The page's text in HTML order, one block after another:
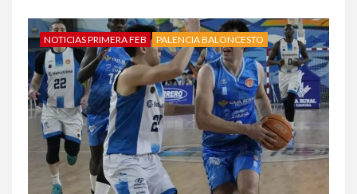
NOTICIAS PRIMERA FEB PALENCIA BALONCESTO